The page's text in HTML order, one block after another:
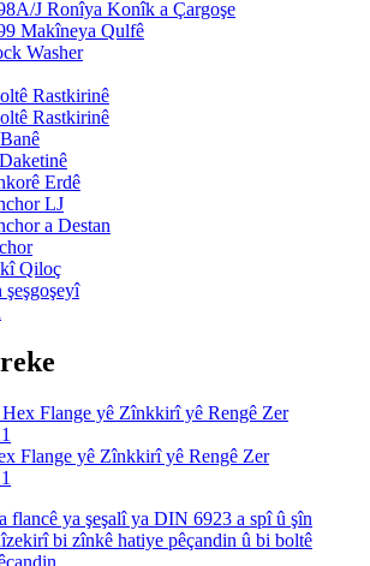
J Ronîya Konîk a Çargoşe
Makîneya Qulfê
Washer
Rastkirinê
Rastkirinê
Erdê
LJ
a Destan
Qiloç
şeşgoşeyî
Flange yê Zînkkirî yê Rengê Zer